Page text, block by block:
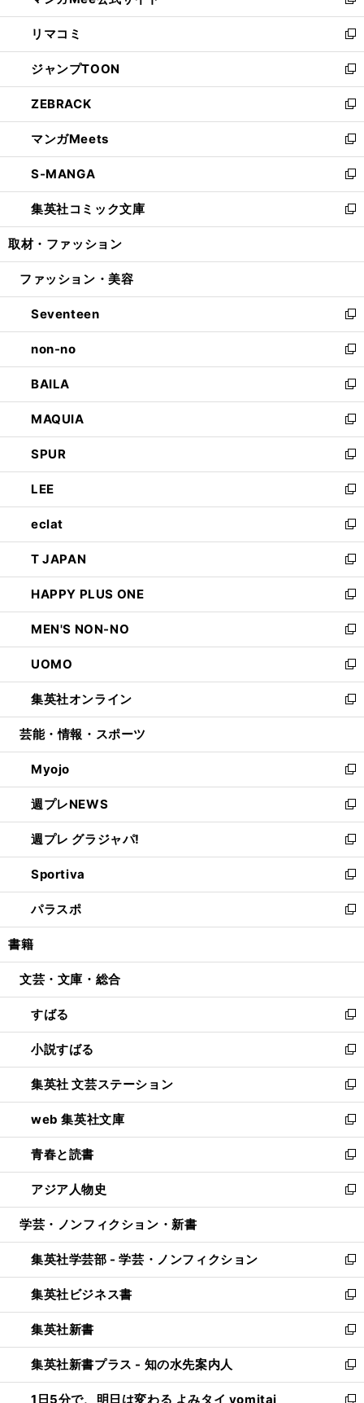
ウ
で
開
く
ン
ド
ウ
で
開
く
ウ
ィ
ン
ド
ウ
で
開
く
し
い
ウ
ィ
ン
ド
ウ
で
開
く
リマコミ
新
し
い
ウ
ィ
ン
ド
ウ
で
開
く
ジャンプTOON
新
し
い
ウ
ィ
ン
ド
ウ
で
開
ZEBRACK
新
し
い
ウ
ィ
ン
ド
ウ
開
マンガMeets
新
し
い
ウ
ィ
ン
ウ
開
く
S-MANGA
新
し
い
ウ
ン
ウ
で
開
く
集英社コミック文庫
新
し
ウ
ン
ド
ウ
で
開
く
取材・ファッション
ファッション・美容
Seventeen
新
し
い
ウ
ィ
ン
ド
ウ
で
開
く
non-no
新
し
い
ウ
ィ
ン
ド
ウ
で
開
く
BAILA
新
し
い
ウ
ィ
ン
ド
ウ
で
開
く
MAQUIA
新
し
い
ウ
ィ
ン
ド
ウ
で
開
く
SPUR
新
し
い
ウ
ィ
ン
ド
ウ
で
開
く
LEE
新
し
い
ウ
ィ
ン
ド
ウ
で
開
く
eclat
新
し
い
ウ
ィ
ン
ド
ウ
で
開
く
T JAPAN
新
し
い
ウ
ィ
ン
ド
ウ
で
開
HAPPY PLUS ONE
新
し
い
ウ
ィ
ン
ド
ウ
開
く
MEN'S NON-NO
新
し
い
ウ
ィ
ン
ウ
で
開
く
UOMO
新
し
い
ウ
ン
ド
ウ
で
開
く
集英社オンライン
新
し
ウ
ィ
ン
ド
ウ
で
開
く
芸能・情報・スポーツ
Myojo
新
し
い
ウ
ィ
ン
ド
ウ
で
開
週プレNEWS
新
し
い
ウ
ィ
ン
ド
ウ
開
週プレ グラジャパ!
新
し
い
ウ
ィ
ン
ウ
開
く
Sportiva
新
し
い
ウ
ン
ウ
で
開
く
パラスポ
新
し
ウ
ン
ド
ウ
で
開
く
書籍
文芸・文庫・総合
すばる
新
し
い
ウ
ィ
ン
ド
ウ
で
開
く
小説すばる
新
し
い
ウ
ィ
ン
ド
ウ
で
開
集英社 文芸ステーション
新
し
い
ウ
ィ
ン
ド
ウ
開
く
web 集英社文庫
新
し
い
ウ
ィ
ン
ウ
で
開
く
青春と読書
新
し
い
ウ
ン
ド
ウ
で
開
く
アジア人物史
新
し
ウ
ィ
ン
ド
ウ
で
開
く
学芸・ノンフィクション・新書
集英社学芸部 - 学芸・ノンフィクション
新
し
い
ウ
ィ
ン
ド
ウ
で
集英社ビジネス書
新
し
い
ウ
ィ
ン
集英社新書
新
し
い
ウ
集英社新書プラス - 知の水先案内人
新
し
1日5分で、明日は変わる よみタイ yomitai